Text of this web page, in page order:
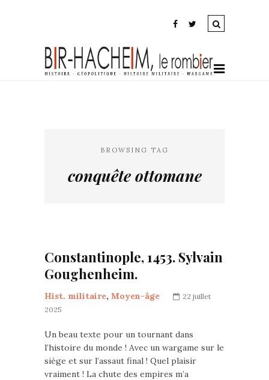
BROWSING TAG
conquête ottomane
Constantinople, 1453. Sylvain
Goughenheim.
Hist. militaire, Moyen-âge
22 juillet
2025
Un beau texte pour un tournant dans
l’histoire du monde ! Avec un wargame sur le
siège et sur l’assaut final ! Quel plaisir
vraiment ! La chute des empires m’a